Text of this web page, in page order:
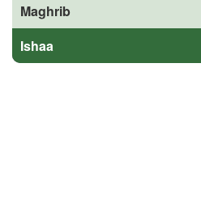
Maghrib
Ishaa